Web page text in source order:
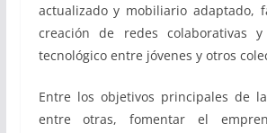
actualizado y mobiliario adaptado,
creación de redes colaborativas
tecnológico entre jóvenes y otros
Entre los objetivos principales de
entre otras, fomentar el